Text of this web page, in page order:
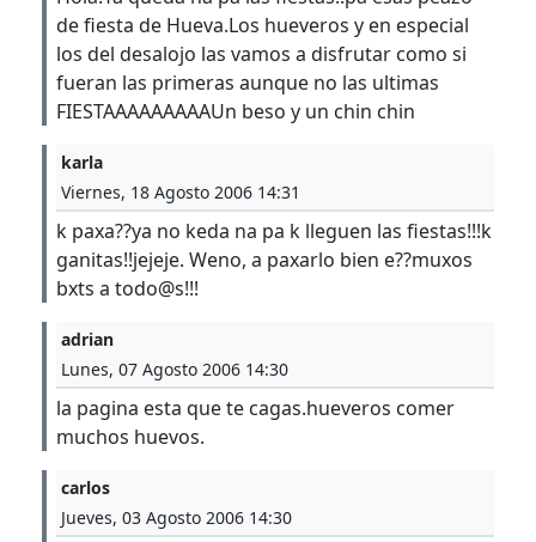
de fiesta de Hueva.Los hueveros y en especial
los del desalojo las vamos a disfrutar como si
fueran las primeras aunque no las ultimas
FIESTAAAAAAAAAUn beso y un chin chin
karla
Viernes, 18 Agosto 2006 14:31
k paxa??ya no keda na pa k lleguen las fiestas!!!k
ganitas!!jejeje. Weno, a paxarlo bien e??muxos
bxts a todo@s!!!
adrian
Lunes, 07 Agosto 2006 14:30
la pagina esta que te cagas.hueveros comer
muchos huevos.
carlos
Jueves, 03 Agosto 2006 14:30